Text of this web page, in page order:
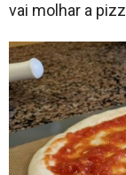
vai molhar a